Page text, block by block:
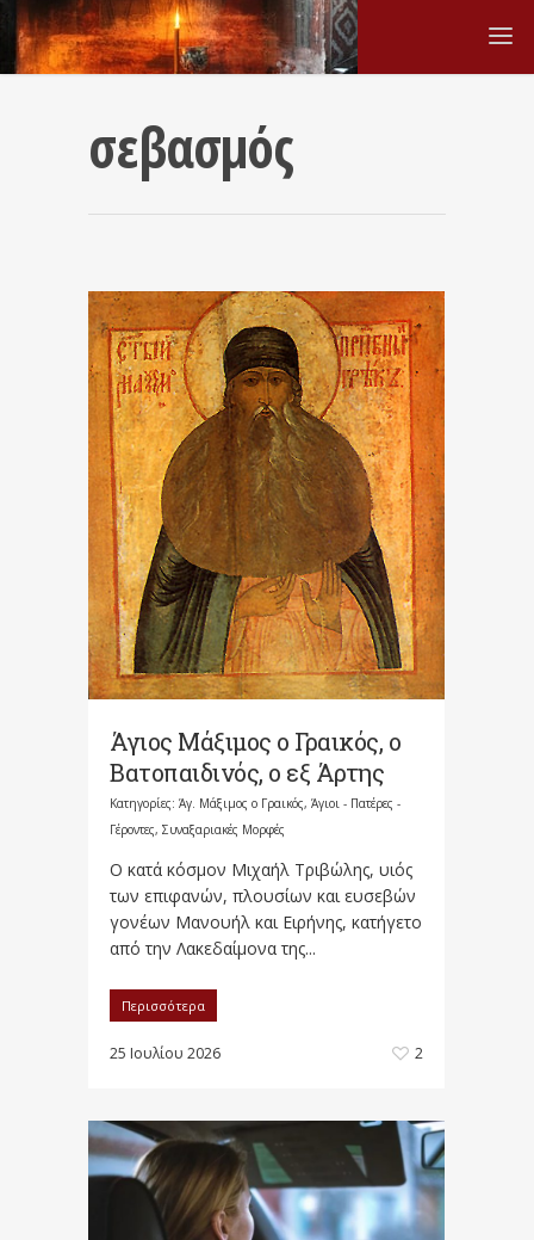
σεβασμός
Άγιος Μάξιμος ο Γραικός, ο
Βατοπαιδινός, ο εξ Άρτης
Κατηγορίες: Άγ. Μάξιμος ο Γραικός, Άγιοι - Πατέρες -
Γέροντες, Συναξαριακές Μορφές
Ο κατά κόσμον Μιχαήλ Τριβώλης, υιός
των επιφανών, πλουσίων και ευσεβών
γονέων Μανουήλ και Ειρήνης, κατήγετο
από την Λακεδαίμονα της...
Περισσότερα
25 Ιουλίου 2026 2